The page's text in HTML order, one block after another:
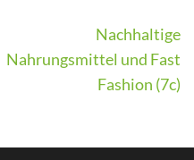
Nachhaltige
Nahrungsmittel und Fast
Fashion (7c)